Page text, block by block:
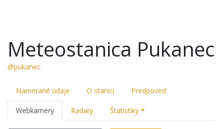
Meteostanica Pukanec
@pukanec
Namerané údaje O stanici Predpoveď
Webkamery Radary Štatistiky